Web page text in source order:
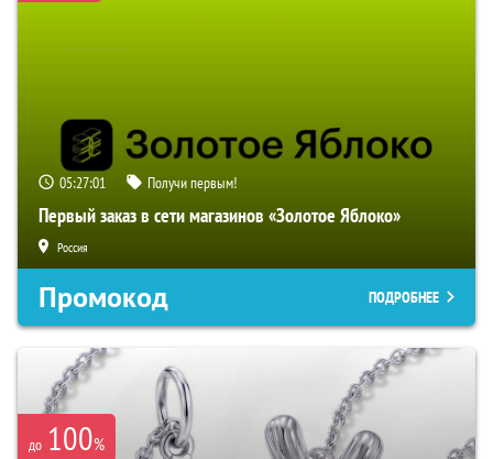
05:27:01 Получи первым!
Первый заказ в сети магазинов «Золотое Яблоко»
Россия
Промокод ПОДРОБНЕЕ
до 100%